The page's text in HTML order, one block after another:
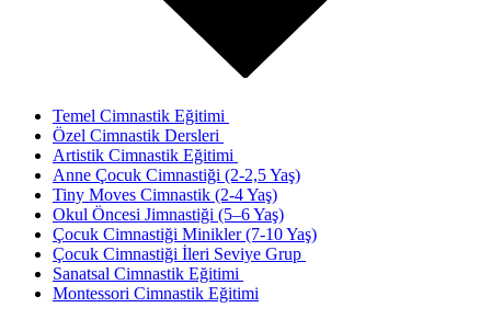
Temel Cimnastik Eğitimi
Özel Cimnastik Dersleri
Artistik Cimnastik Eğitimi
Anne Çocuk Cimnastiği (2-2,5 Yaş)
Tiny Moves Cimnastik (2-4 Yaş)
Okul Öncesi Jimnastiği (5–6 Yaş)
Çocuk Cimnastiği Minikler (7-10 Yaş)
Çocuk Cimnastiği İleri Seviye Grup
Sanatsal Cimnastik Eğitimi
Montessori Cimnastik Eğitimi